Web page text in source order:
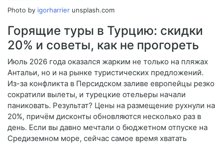
Photo by igorharrier unsplash.com
Горящие туры в Турцию: скидки
20% и советы, как не прогореть
Июль 2026 года оказался жарким не только на пляжах
Антальи, но и на рынке туристических предложений.
Из-за конфликта в Персидском заливе европейцы резко
сократили вылеты, и турецкие отельеры начали
паниковать. Результат? Цены на размещение рухнули на
20%, причём дисконты обновляются несколько раз в
день. Если вы давно мечтали о бюджетном отпуске на
Средиземном море, сейчас самое время хватать